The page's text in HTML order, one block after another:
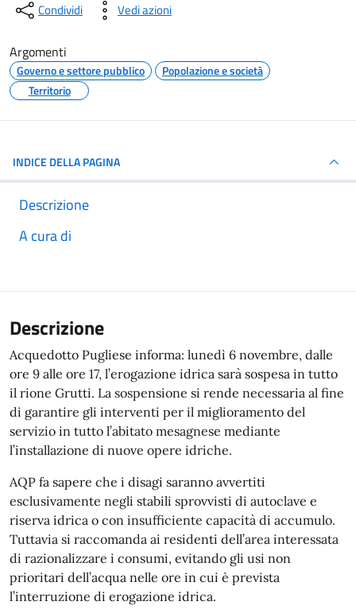
Condividi Vedi azioni
Argomenti
Governo e settore pubblico
Popolazione e società
Territorio
INDICE DELLA PAGINA
Descrizione
A cura di
Descrizione
Acquedotto Pugliese informa: lunedì 6 novembre, dalle
ore 9 alle ore 17, l’erogazione idrica sarà sospesa in tutto
il rione Grutti. La sospensione si rende necessaria al fine
di garantire gli interventi per il miglioramento del
servizio in tutto l’abitato mesagnese mediante
l’installazione di nuove opere idriche.
AQP fa sapere che i disagi saranno avvertiti
esclusivamente negli stabili sprovvisti di autoclave e
riserva idrica o con insufficiente capacità di accumulo.
Tuttavia si raccomanda ai residenti dell’area interessata
di razionalizzare i consumi, evitando gli usi non
prioritari dell’acqua nelle ore in cui è prevista
l’interruzione di erogazione idrica.